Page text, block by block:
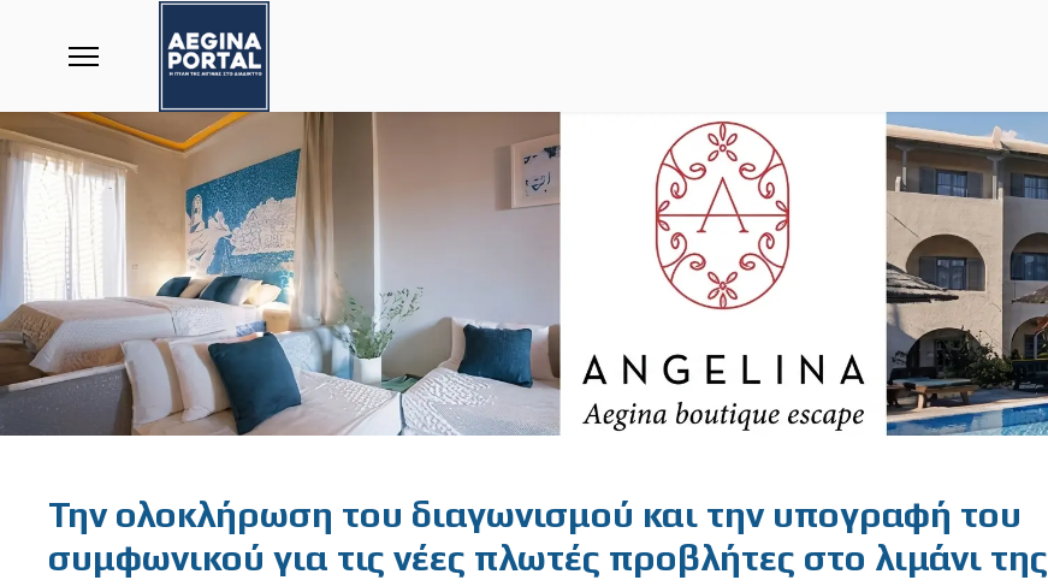
Την ολοκλήρωση του διαγωνισμού και την υπογραφή του
συμφωνικού για τις νέες πλωτές προβλήτες στο λιμάνι της